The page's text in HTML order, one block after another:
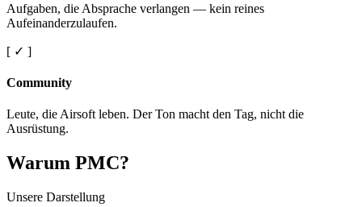
Aufgaben, die Absprache verlangen — kein reines
Aufeinanderzulaufen.
[ ✓ ]
Community
Leute, die Airsoft leben. Der Ton macht den Tag, nicht die
Ausrüstung.
Warum PMC?
Unsere Darstellung